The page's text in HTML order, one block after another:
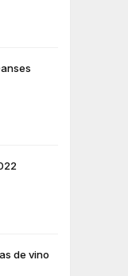
de vino